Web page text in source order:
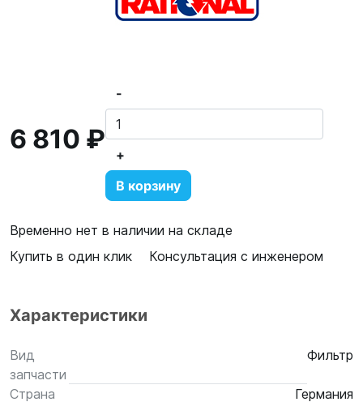
6 810 ₽
-
+
В корзину
Временно нет в наличии на складе
Купить в один клик
Консультация с инженером
Характеристики
Вид
запчасти
Фильтр
Страна
Германия